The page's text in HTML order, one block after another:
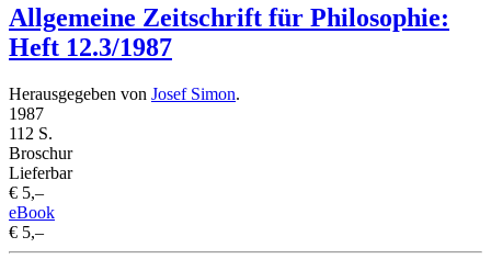
Allgemeine Zeitschrift für Philosophie:
Heft 12.3/1987
Herausgegeben von Josef Simon.
1987
112 S.
Broschur
Lieferbar
€ 5,–
eBook
€ 5,–